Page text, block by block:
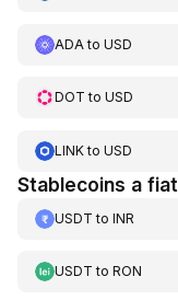
ADA to USD
DOT to USD
LINKto USD
Stablecoins a fiat
USDT to INR
USDT to RON